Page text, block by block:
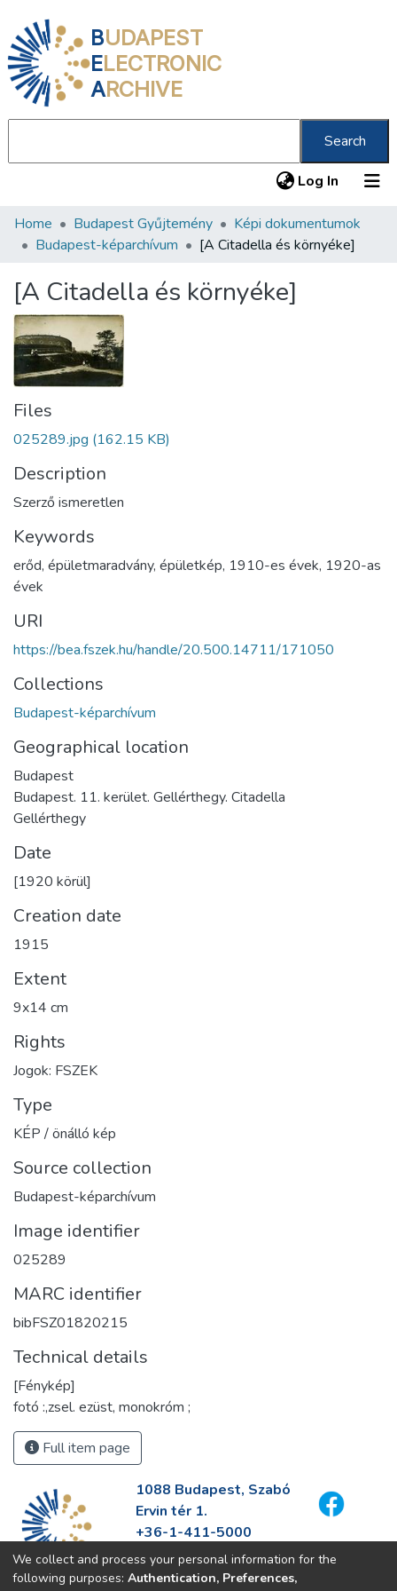
BUDAPEST
ELECTRONIC
ARCHIVE
Search
Log In (current)
Communities & Collections
Statistics
About us
Home Budapest Gyűjtemény
Képi dokumentumok
Budapest-képarchívum
[A Citadella és környéke]
[A Citadella és környéke]
Files
025289.jpg (162.15 KB)
Description
Szerző ismeretlen
Keywords
erőd, épületmaradvány, épületkép, 1910-es évek, 1920-as
évek
URI
https://bea.fszek.hu/handle/20.500.14711/171050
Collections
Budapest-képarchívum
Geographical location
Budapest
Budapest. 11. kerület. Gellérthegy. Citadella
Gellérthegy
Date
[1920 körül]
Creation date
1915
Extent
9x14 cm
Rights
Jogok: FSZEK
Type
KÉP / önálló kép
Source collection
Budapest-képarchívum
Image identifier
025289
MARC identifier
bibFSZ01820215
Technical details
[Fénykép]
fotó :,zsel. ezüst, monokróm ;
Full item page
1088 Budapest, Szabó
Ervin tér 1.
+36-1-411-5000
info@fszek.hu
https://fszek.hu
We collect and process your personal information for the
following purposes: Authentication, Preferences,